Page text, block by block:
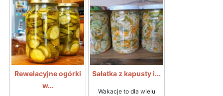
Rewelacyjne ogórki
w...
Sałatka z kapusty i...
Wakacje to dla wielu